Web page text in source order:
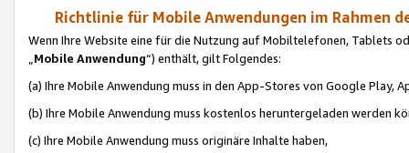
Richtlinie für Mobile Anwendungen im Rahmen
Wenn Ihre Website eine für die Nutzung auf Mobiltelefonen, Tablets
„Mobile Anwendung“) enthält, gilt Folgendes:
(a) Ihre Mobile Anwendung muss in den App-Stores von Google Play,
(b) Ihre Mobile Anwendung muss kostenlos heruntergeladen werden
(c) Ihre Mobile Anwendung muss originäre Inhalte haben,